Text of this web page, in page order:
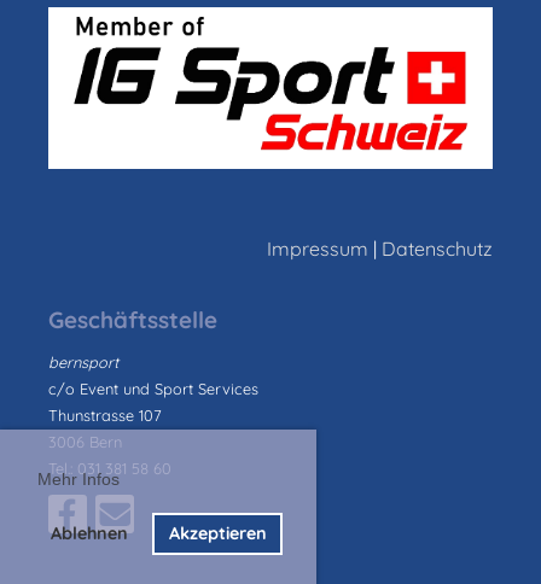
Mehr Infos
Ablehnen Akzeptieren
Impressum | Datenschutz
Geschäftsstelle
bernsport
c/o Event und Sport Services
Thunstrasse 107
3006 Bern
Tel.: 031 381 58 60